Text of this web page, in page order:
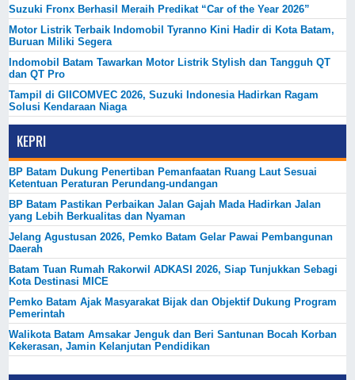
Suzuki Fronx Berhasil Meraih Predikat “Car of the Year 2026”
Motor Listrik Terbaik Indomobil Tyranno Kini Hadir di Kota Batam,
Buruan Miliki Segera
Indomobil Batam Tawarkan Motor Listrik Stylish dan Tangguh QT
dan QT Pro
Tampil di GIICOMVEC 2026, Suzuki Indonesia Hadirkan Ragam
Solusi Kendaraan Niaga
KEPRI
BP Batam Dukung Penertiban Pemanfaatan Ruang Laut Sesuai
Ketentuan Peraturan Perundang-undangan
BP Batam Pastikan Perbaikan Jalan Gajah Mada Hadirkan Jalan
yang Lebih Berkualitas dan Nyaman
Jelang Agustusan 2026, Pemko Batam Gelar Pawai Pembangunan
Daerah
Batam Tuan Rumah Rakorwil ADKASI 2026, Siap Tunjukkan Sebagi
Kota Destinasi MICE
Pemko Batam Ajak Masyarakat Bijak dan Objektif Dukung Program
Pemerintah
Walikota Batam Amsakar Jenguk dan Beri Santunan Bocah Korban
Kekerasan, Jamin Kelanjutan Pendidikan